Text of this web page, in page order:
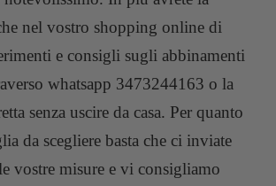
nel vostro shopping online di
e consigli sugli abbinamenti
whatsapp 3473244163 o la
senza uscire da casa. Per quanto
da scegliere basta che ci inviate
vostre misure e vi consigliamo